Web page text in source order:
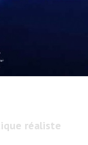
réaliste